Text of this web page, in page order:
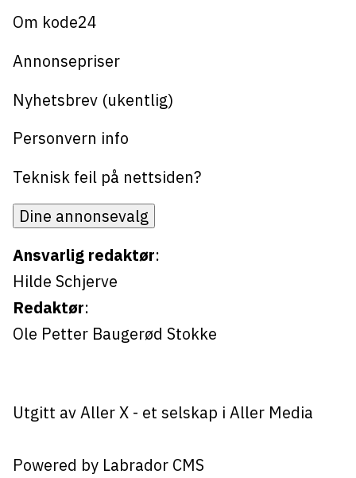
Om kode24
Annonsepriser
Nyhetsbrev (ukentlig)
Personvern info
Teknisk feil på nettsiden?
Dine annonsevalg
Ansvarlig redaktør:
Hilde Schjerve
Redaktør:
Ole Petter Baugerød Stokke
Utgitt av Aller X- et selskap i Aller Media
Powered by Labrador CMS